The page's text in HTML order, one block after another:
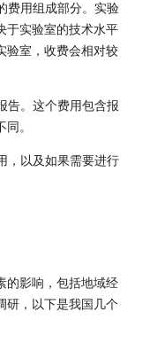
费用组成部分。实验
于实验室的技术水平
验室，收费会相对较
告。这个费用包含报
。
，以及如果需要进行
的影响，包括地域经
研，以下是我国几个